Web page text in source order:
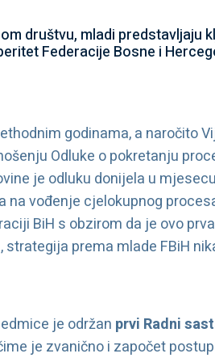
društvu, mladi predstavljaju
Federacije Bosne i
godinama, a naročito
Odluke o pokretanju
je odluku donijela u
na vođenje cjelokupnog
BiH s obzirom da je ovo
strategija prema mlade FBiH
je održan prvi Radni
je zvanično i započet